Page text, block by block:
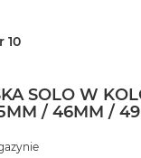
10
SOLO W
/ 46MM /